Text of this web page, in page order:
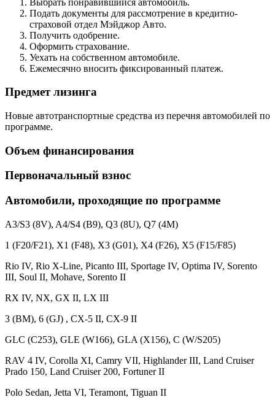
Подать документы для рассмотрение в кредитно-
страховой отдел Мэйджор Авто.
Получить одобрение.
Оформить страхование.
Уехать на собственном автомобиле.
Ежемесячно вносить фиксированный платеж.
Предмет лизинга
Новые автотранспортные средства из перечня автомобилей по
программе.
Объем финансирования
Первоначальный взнос
Автомобили, проходящие по программе
A3/S3 (8V), A4/S4 (B9), Q3 (8U), Q7 (4M)
1 (F20/F21), X1 (F48), X3 (G01), X4 (F26), X5 (F15/F85)
Rio IV, Rio X-Line, Picanto III, Sportage IV, Optima IV, Sorento
III, Soul II, Mohave, Sorento II
RX IV, NX, GX II, LX III
3 (BM), 6 (GJ) , CX-5 II, CX-9 II
GLC (C253), GLE (W166), GLA (X156), C (W/S205)
RAV 4 IV, Corolla XI, Camry VII, Highlander III, Land Cruiser
Prado 150, Land Cruiser 200, Fortuner II
Polo Sedan, Jetta VI, Teramont, Tiguan II